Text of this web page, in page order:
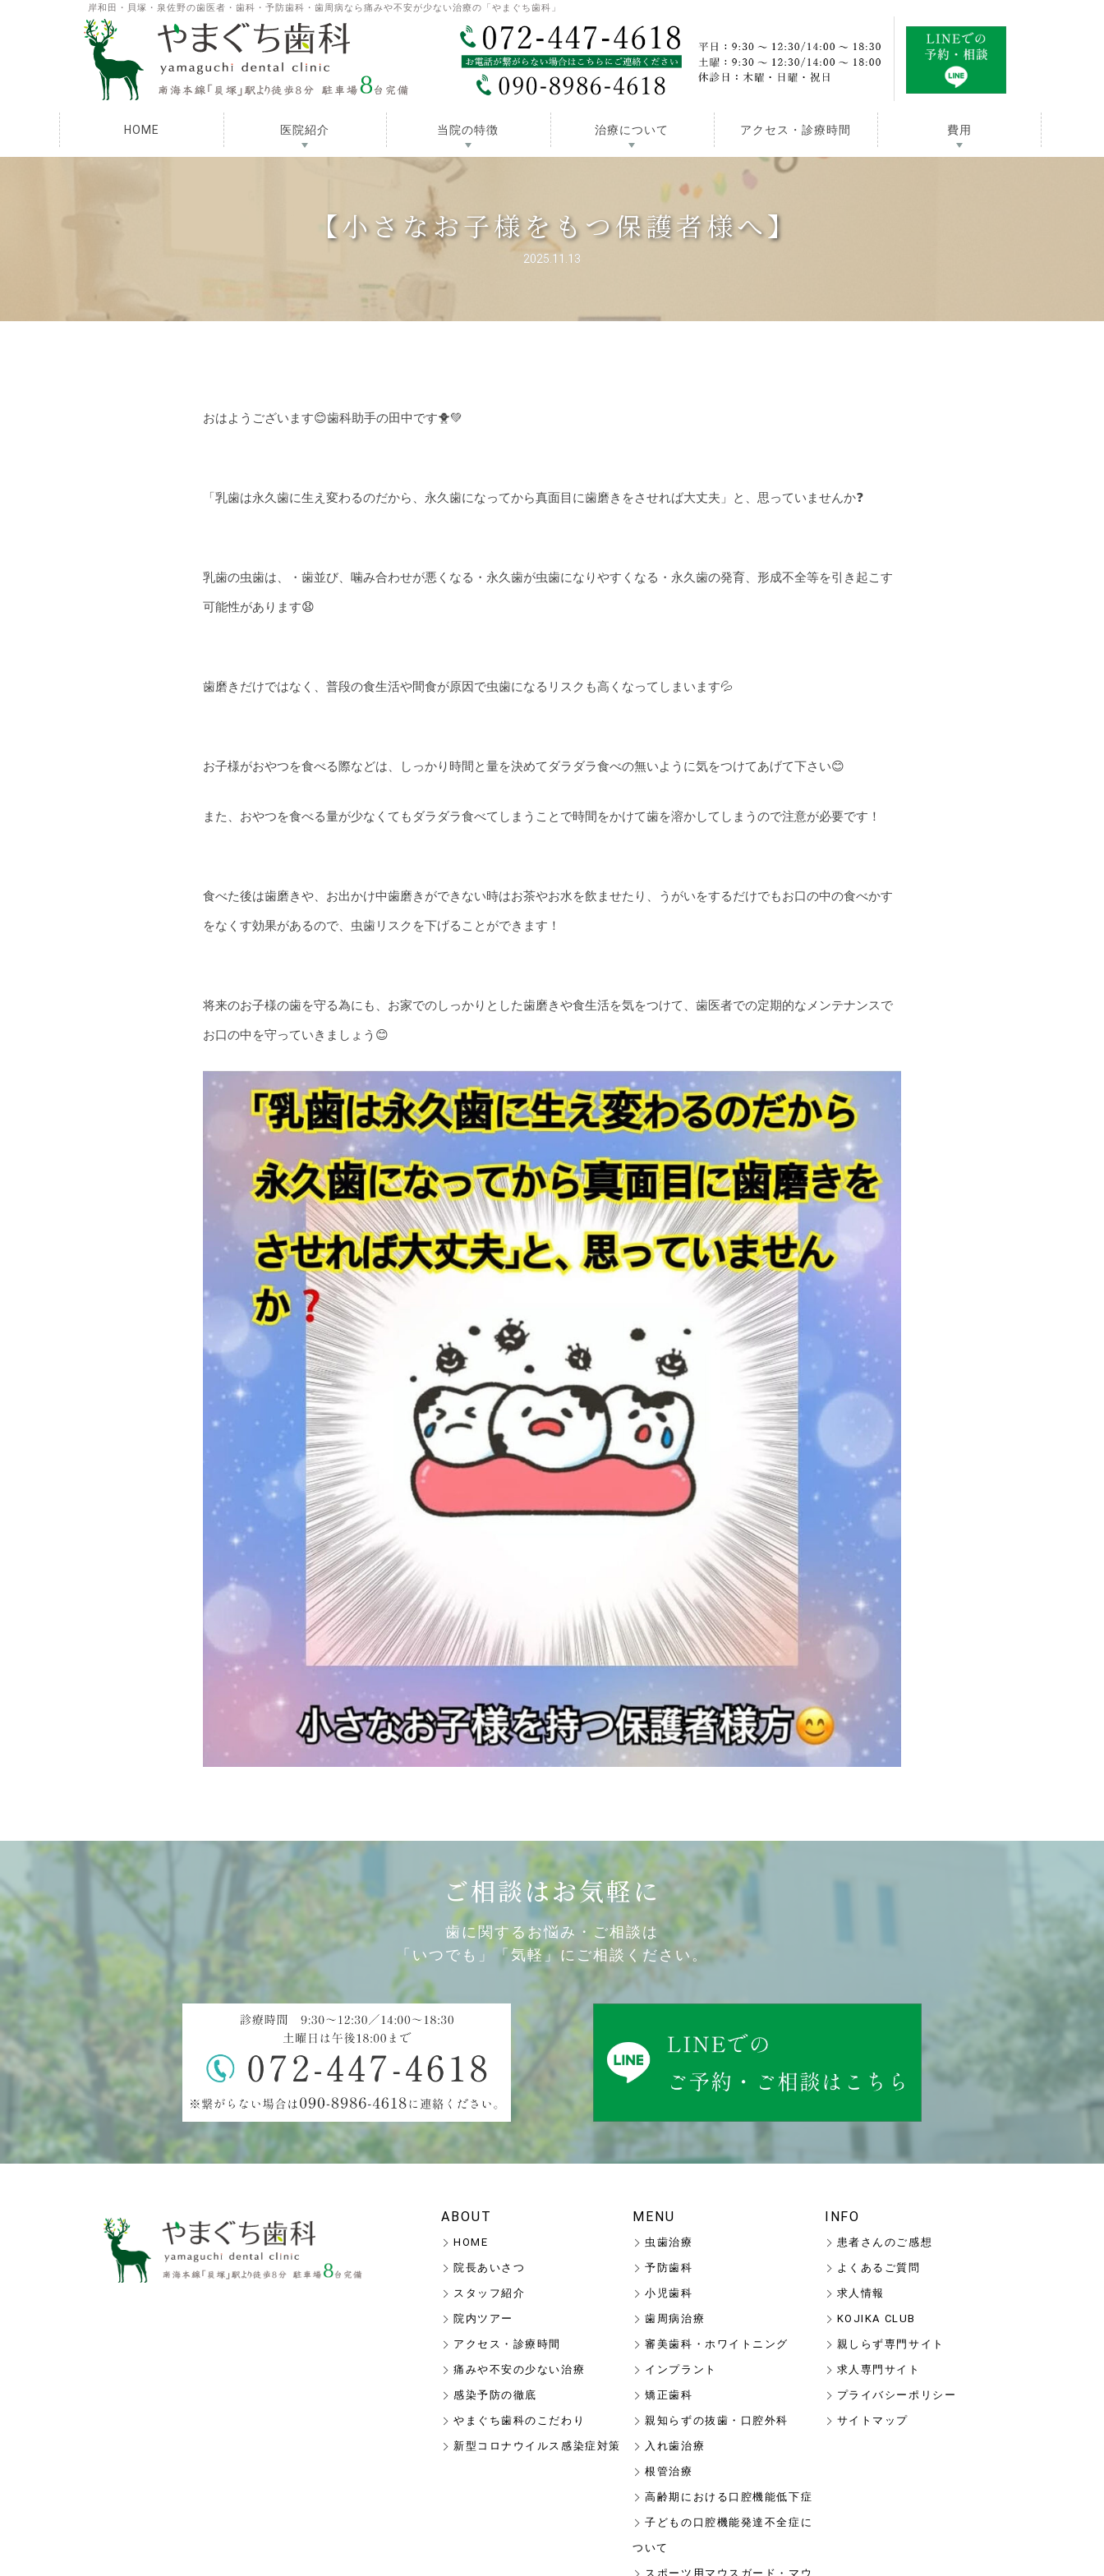
岸和田・貝塚・泉佐野の歯医者・歯科・予防歯科・歯周病なら痛みや不安が少ない治療の「やまぐち歯科」
HOME 医院紹介 当院の特徴 治療について アクセス・診療時間 費用
【小さなお子様をもつ保護者様へ】
2025.11.13
おはようございます😊歯科助手の田中です🐥💚
「乳歯は永久歯に生え変わるのだから、永久歯になってから真面目に歯磨きをさせれば大丈夫」と、思っていませんか❓
乳歯の虫歯は、・歯並び、噛み合わせが悪くなる・永久歯が虫歯になりやすくなる・永久歯の発育、形成不全等を引き起こす
可能性があります😧
歯磨きだけではなく、普段の食生活や間食が原因で虫歯になるリスクも高くなってしまいます💦
お子様がおやつを食べる際などは、しっかり時間と量を決めてダラダラ食べの無いように気をつけてあげて下さい😊
また、おやつを食べる量が少なくてもダラダラ食べてしまうことで時間をかけて歯を溶かしてしまうので注意が必要です！
食べた後は歯磨きや、お出かけ中歯磨きができない時はお茶やお水を飲ませたり、うがいをするだけでもお口の中の食べかす
をなくす効果があるので、虫歯リスクを下げることができます！
将来のお子様の歯を守る為にも、お家でのしっかりとした歯磨きや食生活を気をつけて、歯医者での定期的なメンテナンスで
お口の中を守っていきましょう😊
ご相談はお気軽に
歯に関するお悩み・ご相談は
「いつでも」「気軽」にご相談ください。
ABOUT
HOME
院長あいさつ
スタッフ紹介
院内ツアー
アクセス・診療時間
痛みや不安の少ない治療
感染予防の徹底
やまぐち歯科のこだわり
新型コロナウイルス感染症対策
MENU
虫歯治療
予防歯科
小児歯科
歯周病治療
審美歯科・ホワイトニング
インプラント
矯正歯科
親知らずの抜歯・口腔外科
入れ歯治療
根管治療
高齢期における口腔機能低下症
子どもの口腔機能発達不全症に
ついて
スポーツ用マウスガード・マウ
INFO
患者さんのご感想
よくあるご質問
求人情報
KOJIKA CLUB
親しらず専門サイト
求人専門サイト
プライバシーポリシー
サイトマップ